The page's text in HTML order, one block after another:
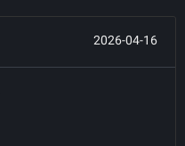
2026-04-16